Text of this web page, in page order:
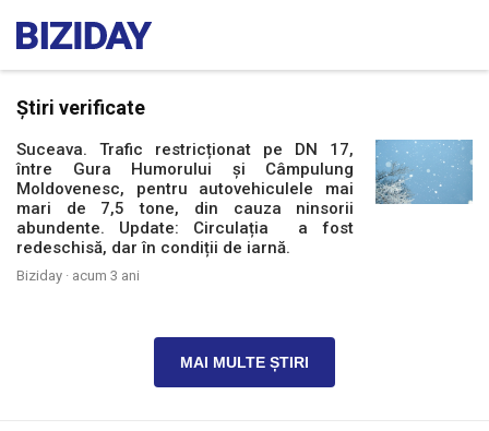
Știri verificate
Suceava. Trafic restricționat pe DN 17,
între Gura Humorului și Câmpulung
Moldovenesc, pentru autovehiculele mai
mari de 7,5 tone, din cauza ninsorii
abundente. Update: Circulația a fost
redeschisă, dar în condiții de iarnă.
Biziday · acum 3 ani
MAI MULTE ȘTIRI